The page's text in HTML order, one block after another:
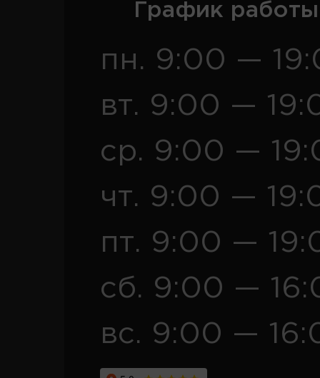
График
пн. 9:00 —
вт. 9:00 —
ср. 9:00 —
чт. 9:00 —
пт. 9:00 —
сб. 9:00 —
вс. 9:00 —